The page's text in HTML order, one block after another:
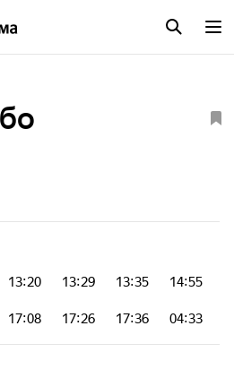
13:20 13:29 13:35 14:55
17:08 17:26 17:36 04:33